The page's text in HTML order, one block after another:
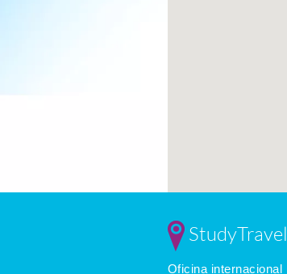
StudyTravel
Oficina internacional